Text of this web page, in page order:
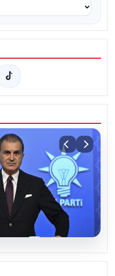
Meclis’te | AK Parti